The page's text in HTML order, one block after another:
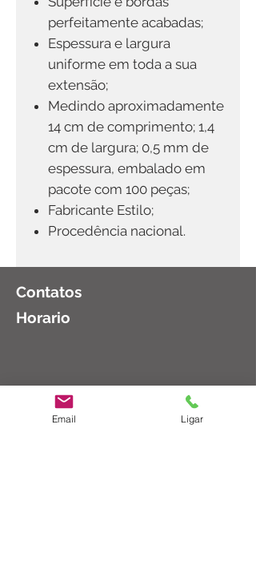
perfeitamente acabadas;
Espessura e largura
uniforme em toda a sua
extensão;
Medindo aproximadamente
14 cm de comprimento; 1,4
cm de largura; 0,5 mm de
espessura, embalado em
pacote com 100 peças;
Fabricante Estilo;
Procedência nacional.
Contatos
Horario
2983-8003
Email Ligar